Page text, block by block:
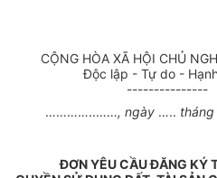
CỘNG HÒA XÃ HỘI CHỦ
Độc lập - Tự do -
---------------
…………..……, ngày ….. tháng
ĐƠN YÊU CẦU ĐĂNG KÝ